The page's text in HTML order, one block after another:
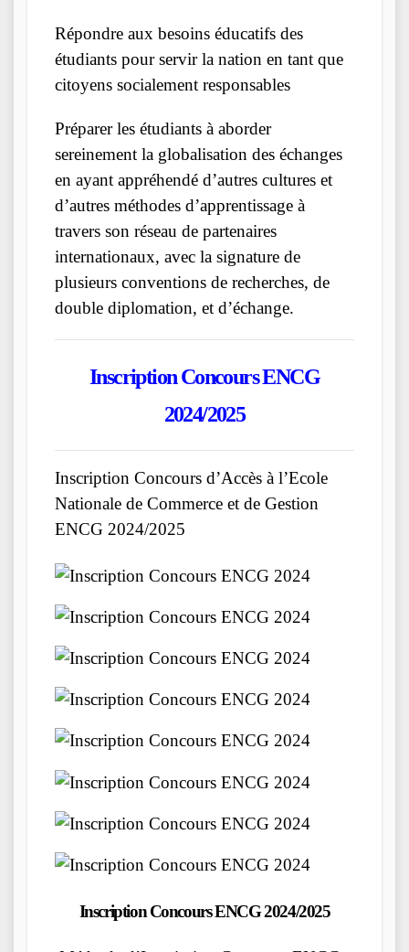
Répondre aux besoins éducatifs des
étudiants pour servir la nation en tant que
citoyens socialement responsables
Préparer les étudiants à aborder
sereinement la globalisation des échanges
en ayant appréhendé d’autres cultures et
d’autres méthodes d’apprentissage à
travers son réseau de partenaires
internationaux, avec la signature de
plusieurs conventions de recherches, de
double diplomation, et d’échange.
Inscription Concours ENCG
2024/2025
Inscription Concours d’Accès à l’Ecole
Nationale de Commerce et de Gestion
ENCG 2024/2025
Inscription Concours ENCG 2024/2025